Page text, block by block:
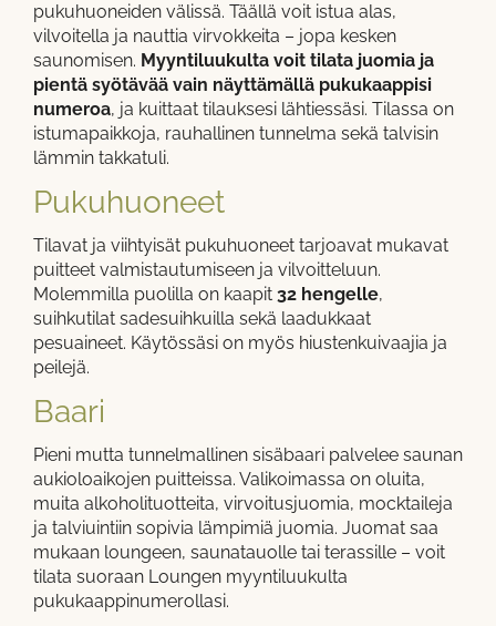
pukuhuoneiden välissä. Täällä voit istua alas,
vilvoitella ja nauttia virvokkeita – jopa kesken
saunomisen. Myyntiluukulta voit tilata juomia ja
pientä syötävää vain näyttämällä pukukaappisi
numeroa, ja kuittaat tilauksesi lähtiessäsi. Tilassa on
istumapaikkoja, rauhallinen tunnelma sekä talvisin
lämmin takkatuli.
Pukuhuoneet
Tilavat ja viihtyisät pukuhuoneet tarjoavat mukavat
puitteet valmistautumiseen ja vilvoitteluun.
Molemmilla puolilla on kaapit 32 hengelle,
suihkutilat sadesuihkuilla sekä laadukkaat
pesuaineet. Käytössäsi on myös hiustenkuivaajia ja
peilejä.
Baari
Pieni mutta tunnelmallinen sisäbaari palvelee saunan
aukioloaikojen puitteissa. Valikoimassa on oluita,
muita alkoholituotteita, virvoitusjuomia, mocktaileja
ja talviuintiin sopivia lämpimiä juomia. Juomat saa
mukaan loungeen, saunatauolle tai terassille – voit
tilata suoraan Loungen myyntiluukulta
pukukaappinumerollasi.